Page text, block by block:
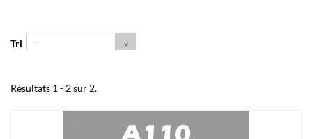
Tri --
Résultats 1 - 2 sur 2.